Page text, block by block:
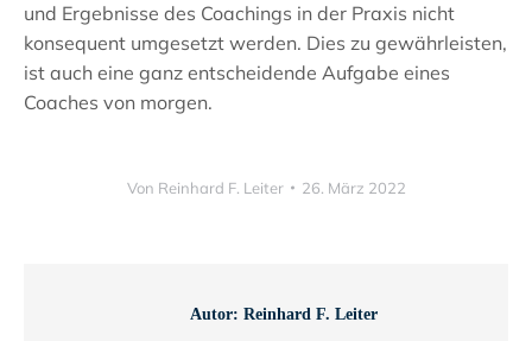
und Ergebnisse des Coachings in der Praxis nicht
konsequent umgesetzt werden. Dies zu gewährleisten,
ist auch eine ganz entscheidende Aufgabe eines
Coaches von morgen.
Von Reinhard F. Leiter 26. März 2022
Autor: Reinhard F. Leiter